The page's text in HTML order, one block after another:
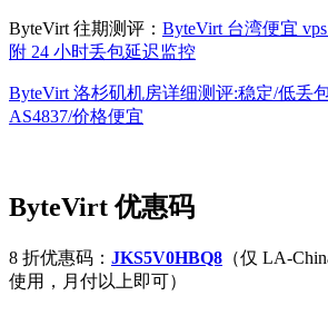
ByteVirt 往期测评： ByteVirt 台湾便宜
附 24 小时丢包延迟监控
ByteVirt 洛杉矶机房详细测评:稳定/低丢
AS4837/价格便宜
ByteVirt 优惠码
8 折优惠码： JKS5V0HBQ8 （仅 LA-
使用，月付以上即可）